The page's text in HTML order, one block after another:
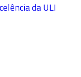
da ULI